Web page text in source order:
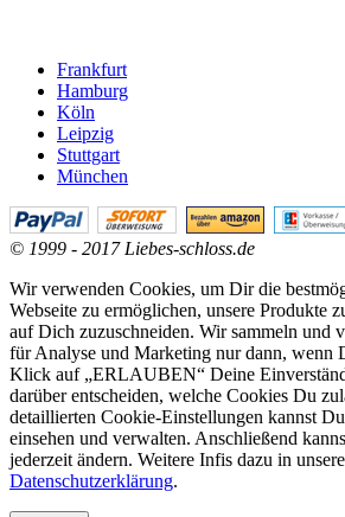
Frankfurt
Hamburg
Köln
Leipzig
Stuttgart
München
© 1999 - 2017 Liebes-schloss.de
Wir verwenden Cookies, um Dir die
Webseite zu ermöglichen, unsere Produkte
auf Dich zuzuschneiden. Wir sammeln und
für Analyse und Marketing nur dann, wenn
Klick auf „ERLAUBEN“ Deine
darüber entscheiden, welche Cookies Du
detaillierten Cookie-Einstellungen kannst
einsehen und verwalten. Anschließend
jederzeit ändern. Weitere Infis dazu in
Datenschutzerklärung.